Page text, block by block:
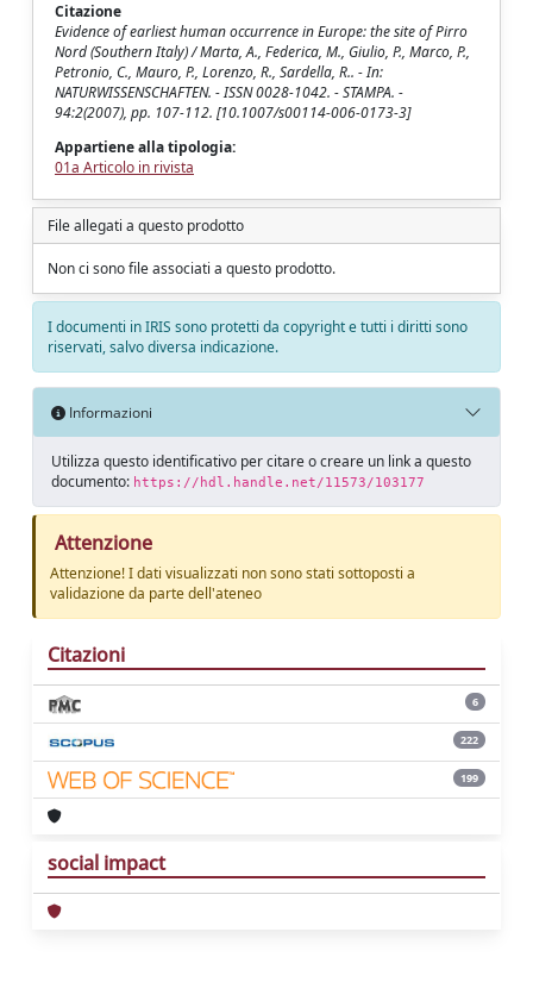
Citazione
Evidence of earliest human occurrence in Europe: the site of Pirro
Nord (Southern Italy) / Marta, A., Federica, M., Giulio, P., Marco, P.,
Petronio, C., Mauro, P., Lorenzo, R., Sardella, R.. - In:
NATURWISSENSCHAFTEN. - ISSN 0028-1042. - STAMPA. -
94:2(2007), pp. 107-112. [10.1007/s00114-006-0173-3]
Appartiene alla tipologia:
01a Articolo in rivista
File allegati a questo prodotto
Non ci sono file associati a questo prodotto.
I documenti in IRIS sono protetti da copyright e tutti i diritti sono
riservati, salvo diversa indicazione.
Informazioni
Utilizza questo identificativo per citare o creare un link a questo
documento: https://hdl.handle.net/11573/103177
Attenzione
Attenzione! I dati visualizzati non sono stati sottoposti a
validazione da parte dell'ateneo
Citazioni
6
222
199
social impact